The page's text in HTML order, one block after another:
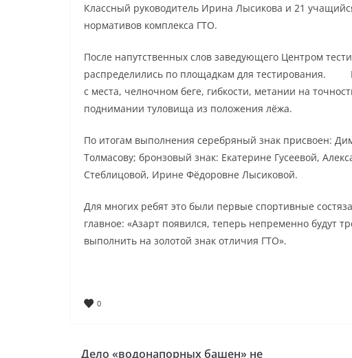
Классный руководитель Ирина Лысикова и 21
нормативов комплекса ГТО.
После напутственных слов заведующего Центром
распределились по площадкам для тестирования.
с места, челночном беге, гибкости, метании на
поднимании туловища из положения лёжа.
По итогам выполнения серебряный знак присвоен:
Толмасову; бронзовый знак: Екатерине Гусеевой,
Стеблицовой, Ирине Фёдоровне Лысиковой.
Для многих ребят это были первые спортивные
главное: «Азарт появился, теперь непременно будут
выполнить на золотой знак отличия ГТО».
0
Дело «водонапорных башен» не